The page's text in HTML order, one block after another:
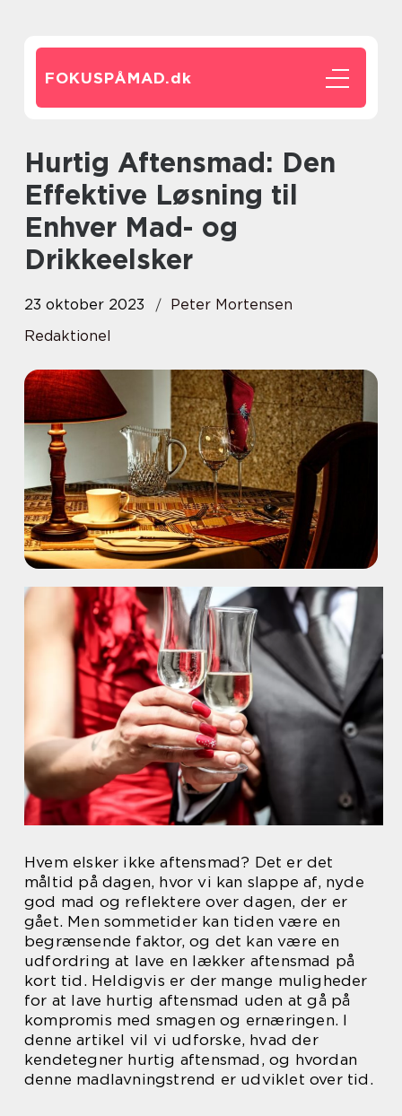
FOKUSPÅMAD.dk
Hurtig Aftensmad: Den
Effektive Løsning til
Enhver Mad- og
Drikkeelsker
23 oktober 2023
Peter Mortensen
Redaktionel
Hvem elsker ikke aftensmad? Det er det
måltid på dagen, hvor vi kan slappe af, nyde
god mad og reflektere over dagen, der er
gået. Men sommetider kan tiden være en
begrænsende faktor, og det kan være en
udfordring at lave en lækker aftensmad på
kort tid. Heldigvis er der mange muligheder
for at lave hurtig aftensmad uden at gå på
kompromis med smagen og ernæringen. I
denne artikel vil vi udforske, hvad der
kendetegner hurtig aftensmad, og hvordan
denne madlavningstrend er udviklet over tid.